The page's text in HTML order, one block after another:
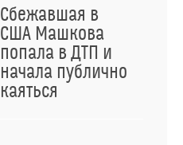
Сбежавшая в
США Машкова
попала в ДТП и
начала публично
каяться